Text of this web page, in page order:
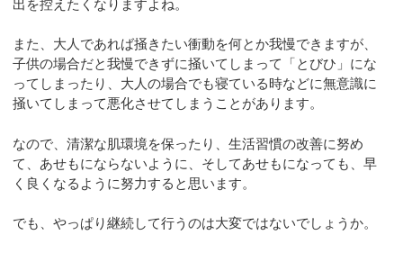
出を控えたくなりますよね。
また、大人であれば掻きたい衝動を何とか我慢できますが、
子供の場合だと我慢できずに掻いてしまって「とびひ」にな
ってしまったり、大人の場合でも寝ている時などに無意識に
掻いてしまって悪化させてしまうことがあります。
なので、清潔な肌環境を保ったり、生活習慣の改善に努め
て、あせもにならないように、そしてあせもになっても、早
く良くなるように努力すると思います。
でも、やっぱり継続して行うのは大変ではないでしょうか。